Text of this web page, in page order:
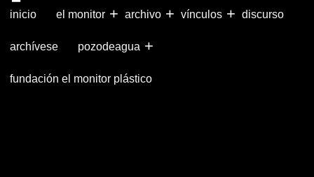
inicio +
el monitor +
archivo +
vínculos discurso
archívese +
pozodeagua
fundación el monitor plástico